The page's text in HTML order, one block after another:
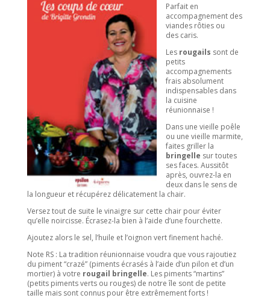
Parfait en
accompagnement des
viandes rôties ou
des caris.
Les rougails sont de
petits
accompagnements
frais absolument
indispensables dans
la cuisine
réunionnaise !
Dans une vieille poêle
ou une vieille marmite,
faites griller la
bringelle sur toutes
ses faces. Aussitôt
après, ouvrez-la en
deux dans le sens de
la longueur et récupérez délicatement la chair.
Versez tout de suite le vinaigre sur cette chair pour éviter
qu’elle noircisse. Écrasez-la bien à l’aide d’une fourchette.
Ajoutez alors le sel, l’huile et l’oignon vert finement haché.
Note RS : La tradition réunionnaise voudra que vous rajoutiez
du piment “crazé” (piments écrasés à l’aide d’un pilon et d’un
mortier) à votre rougail bringelle. Les piments “martins”
(petits piments verts ou rouges) de notre île sont de petite
taille mais sont connus pour être extrêmement forts !